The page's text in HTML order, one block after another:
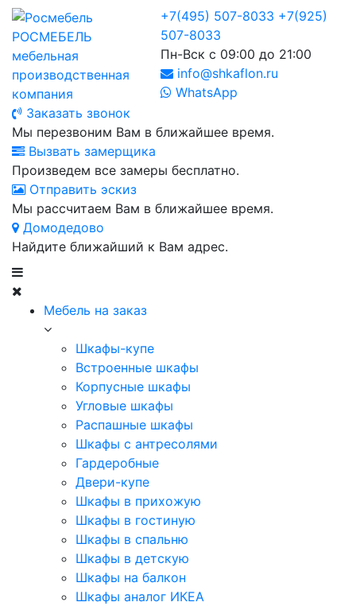
РОСМЕБЕЛЬ
мебельная
производственная
компания
+7(495) 507-8033 +7(925)
507-8033
Пн-Вск с 09:00 до 21:00
info@shkaflon.ru
WhatsApp
Заказать звонок
Мы перезвоним Вам в ближайшее время.
Вызвать замерщика
Произведем все замеры бесплатно.
Отправить эскиз
Мы рассчитаем Вам в ближайшее время.
Домодедово
Найдите ближайший к Вам адрес.
Мебель на заказ
Шкафы-купе
Встроенные шкафы
Корпусные шкафы
Угловые шкафы
Распашные шкафы
Шкафы с антресолями
Гардеробные
Двери-купе
Шкафы в прихожую
Шкафы в гостиную
Шкафы в спальню
Шкафы в детскую
Шкафы на балкон
Шкафы аналог ИКЕА